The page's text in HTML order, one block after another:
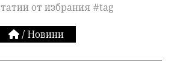
от избрания #tag
/ Новини